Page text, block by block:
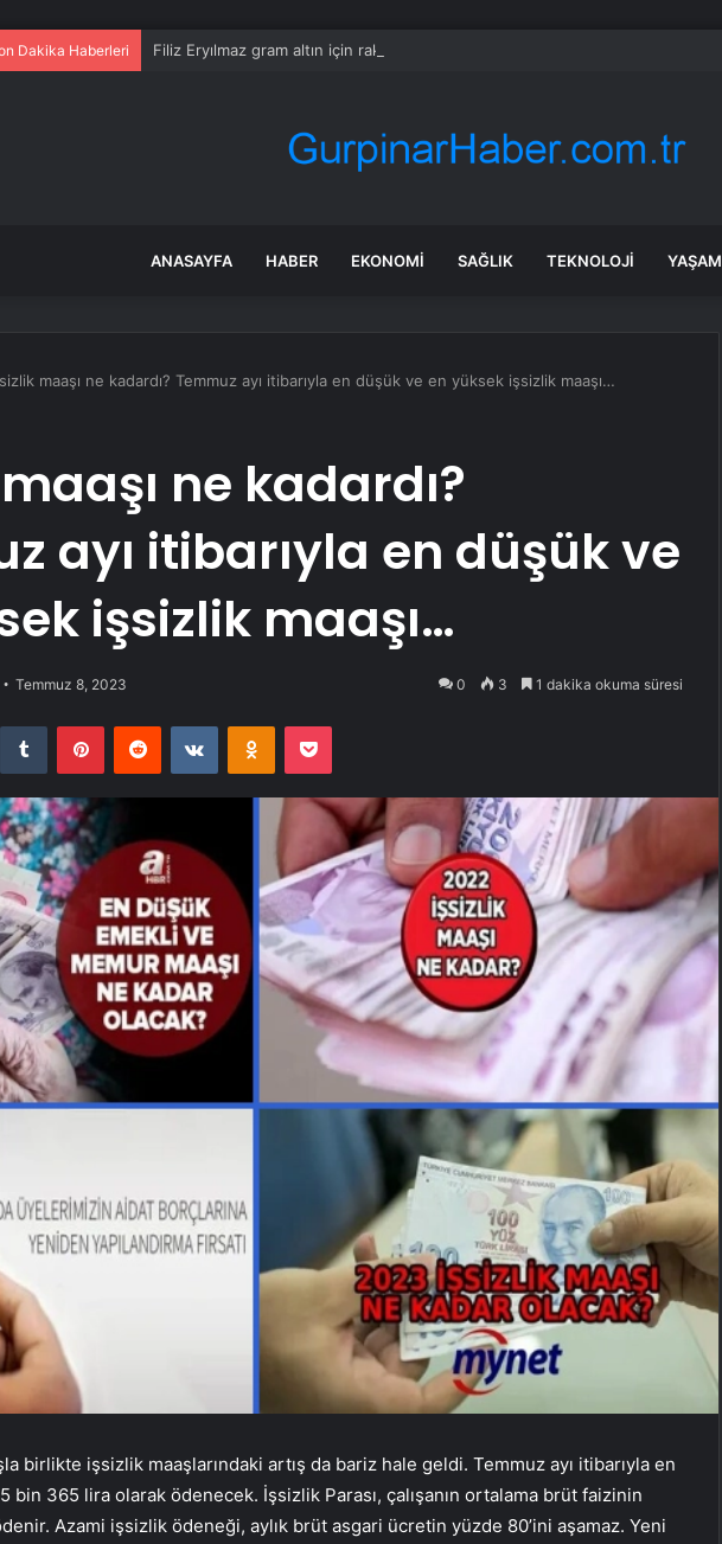
Dakika Haberleri Filiz Eryılmaz gram altın için rakam verdi: Yarın akşama işaret etti
ANASAYFA HABER EKONOMI SAĞLIK TEKNOLOJI YAŞAM
maaşı ne kadardı? Temmuz ayı itibarıyla en düşük ve en yüksek işsizlik maaşı…
ne kadardı?
ayı itibarıyla en düşük ve
işsizlik maaşı…
Temmuz 8, 2023 0 3 1 dakika okuma süresi
Tumblr PinterestReddit VKontakteOdnoklassniki
Pocket
birlikte işsizlik maaşlarındaki artış da bariz hale geldi. Temmuz ayı itibarıyla en
bin 365 lira olarak ödenecek. İşsizlik Parası, çalışanın ortalama brüt faizinin
Azami işsizlik ödeneği, aylık brüt asgari ücretin yüzde 80’ini aşamaz. Yeni